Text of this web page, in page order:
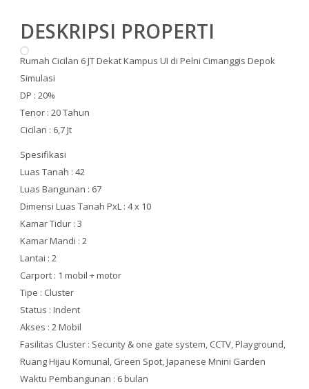
DESKRIPSI PROPERTI
Rumah Cicilan 6 JT Dekat Kampus UI di Pelni Cimanggis Depok
Simulasi
DP : 20%
Tenor : 20 Tahun
Cicilan : 6,7 Jt
Spesifikasi
Luas Tanah : 42
Luas Bangunan : 67
Dimensi Luas Tanah PxL : 4 x 10
Kamar Tidur : 3
Kamar Mandi : 2
Lantai : 2
Carport : 1 mobil + motor
Tipe : Cluster
Status : Indent
Akses : 2 Mobil
Fasilitas Cluster : Security & one gate system, CCTV, Playground,
Ruang Hijau Komunal, Green Spot, Japanese Mnini Garden
Waktu Pembangunan : 6 bulan